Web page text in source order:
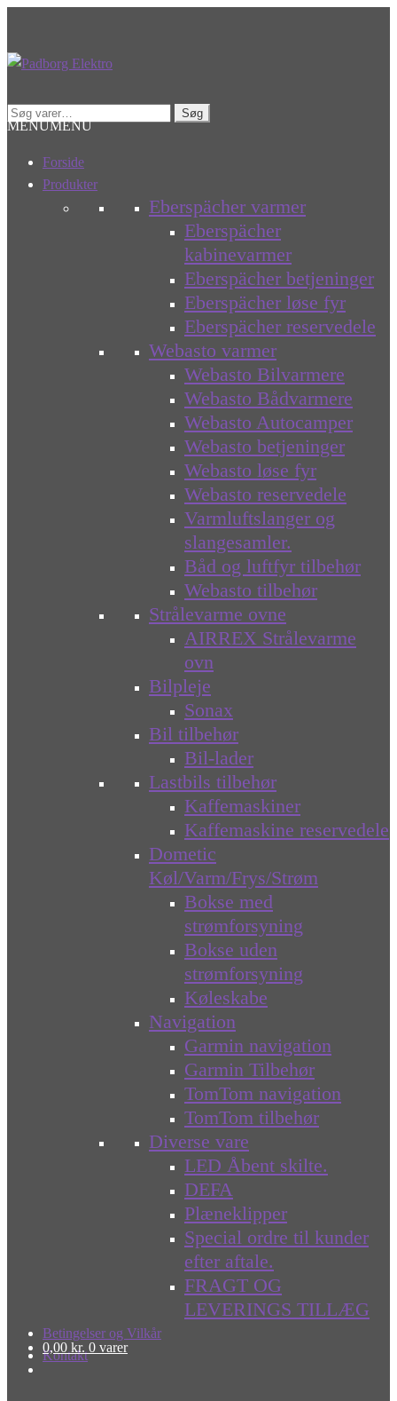
Spring
Spring
Søg
efter:
Søg
MENUMENU
Forside
Produkter
Eberspächer varmer
Eberspächer
kabinevarmer
Eberspächer betjeninger
Eberspächer løse fyr
Eberspächer reservedele
Webasto varmer
Webasto Bilvarmere
Webasto Bådvarmere
Webasto Autocamper
Webasto betjeninger
Webasto løse fyr
Webasto reservedele
Varmluftslanger og
slangesamler.
Båd og luftfyr tilbehør
Webasto tilbehør
Strålevarme ovne
AIRREX Strålevarme
ovn
Bilpleje
Sonax
Bil tilbehør
Bil-lader
Lastbils tilbehør
Kaffemaskiner
Kaffemaskine reservedele
Dometic
Køl/Varm/Frys/Strøm
Bokse med
strømforsyning
Bokse uden
strømforsyning
Køleskabe
Navigation
Garmin navigation
Garmin Tilbehør
TomTom navigation
TomTom tilbehør
Diverse vare
LED Åbent skilte.
DEFA
Plæneklipper
Special ordre til kunder
efter aftale.
FRAGT OG
LEVERINGS TILLÆG
Betingelser og Vilkår
Kontakt
0,00 kr. 0 varer